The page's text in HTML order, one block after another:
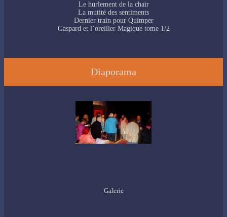
Le hurlement de la chair
La mutité des sentiments
Dernier train pour Quimper
Gaspard et l’oreiller Magique tome 1/2
Diaporama
Galerie